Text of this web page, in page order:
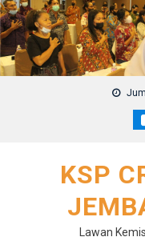
Skip
to
content
KSP
Lawan